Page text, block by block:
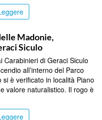
Madonie,
Siculo
Carabinieri di Geraci Siculo
all’interno del Parco
si è verificato in località Piano
valore naturalistico. Il rogo è